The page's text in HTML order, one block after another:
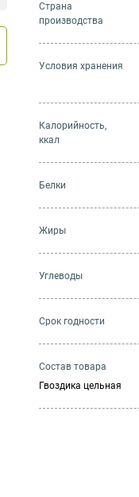
Страна
производства
Условия хранения
Калорийность,
ккал
Белки
Жиры
Углеводы
Cрок годности
Состав товара
Гвоздика цельная